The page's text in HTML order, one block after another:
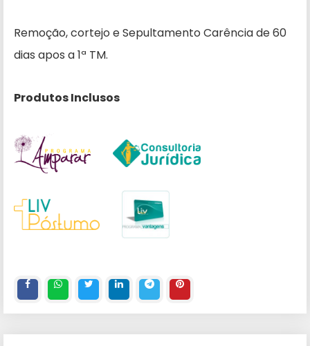
Remoção, cortejo e Sepultamento Carência de 60
dias apos a 1ª TM.
Produtos Inclusos